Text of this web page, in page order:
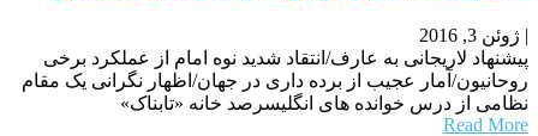
| ژوئن 3, 2016
پیشنهاد لاریجانی به عارف/انتقاد شدید نوه امام از عملکرد برخی
روحانیون/آمار عجیب از برده داری در جهان/اظهار نگرانی یک مقام
نظامی از درس خوانده های انگلیسرصد خانه «تابناک»
Read More